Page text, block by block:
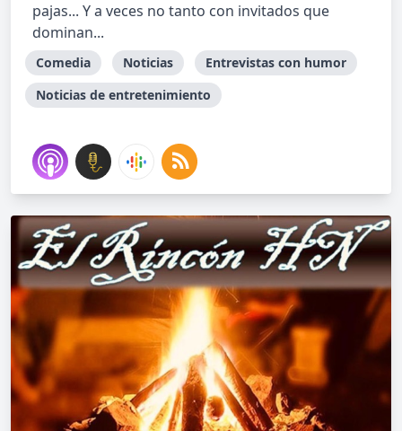
pajas... Y a veces no tanto con invitados que
dominan...
Comedia Noticias
Entrevistas con humor
Noticias de entretenimiento